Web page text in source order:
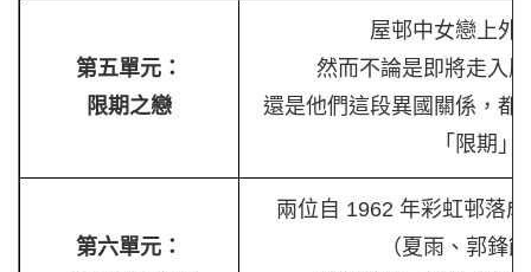
第五單元：
限期之戀
屋邨中女戀上外
然而不論是即將走入
還是他們這段異國關係，都
「限期」
第六單元：
兩位自 1962 年彩虹邨落
（夏雨、郭鋒